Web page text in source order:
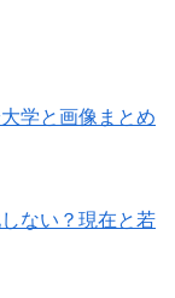
学と画像まとめ
ない？現在と若